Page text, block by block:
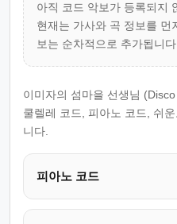
아직 코드 악보가 등록되지
현재는 가사와 곡 정보를 먼
보는 순차적으로 추가됩니다.
이미자의 섬마을 선생님
쿨렐레 코드, 피아노 코드, 쉬
니다.
피아노 코드